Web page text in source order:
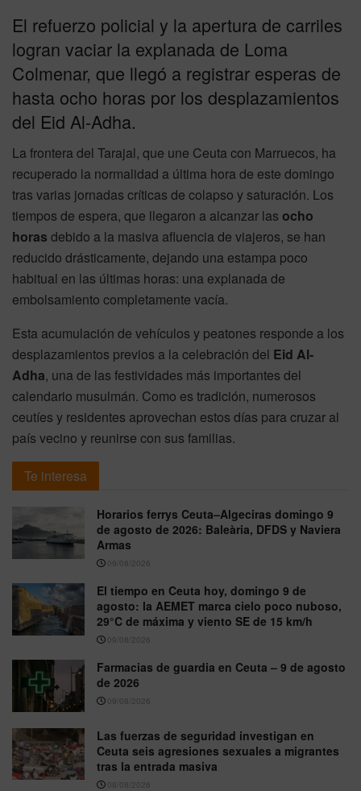
El refuerzo policial y la apertura de carriles
logran vaciar la explanada de Loma
Colmenar, que llegó a registrar esperas de
hasta ocho horas por los desplazamientos
del Eid Al-Adha.
La frontera del Tarajal, que une Ceuta con Marruecos, ha
recuperado la normalidad a última hora de este domingo
tras varias jornadas críticas de colapso y saturación. Los
tiempos de espera, que llegaron a alcanzar las ocho
horas debido a la masiva afluencia de viajeros, se han
reducido drásticamente, dejando una estampa poco
habitual en las últimas horas: una explanada de
embolsamiento completamente vacía.
Esta acumulación de vehículos y peatones responde a los
desplazamientos previos a la celebración del Eid Al-
Adha, una de las festividades más importantes del
calendario musulmán. Como es tradición, numerosos
ceutíes y residentes aprovechan estos días para cruzar al
país vecino y reunirse con sus familias.
Te interesa
Horarios ferrys Ceuta–Algeciras domingo 9
de agosto de 2026: Baleària, DFDS y Naviera
Armas
09/08/2026
El tiempo en Ceuta hoy, domingo 9 de
agosto: la AEMET marca cielo poco nuboso,
29°C de máxima y viento SE de 15 km/h
09/08/2026
Farmacias de guardia en Ceuta – 9 de agosto
de 2026
09/08/2026
Las fuerzas de seguridad investigan en
Ceuta seis agresiones sexuales a migrantes
tras la entrada masiva
08/08/2026